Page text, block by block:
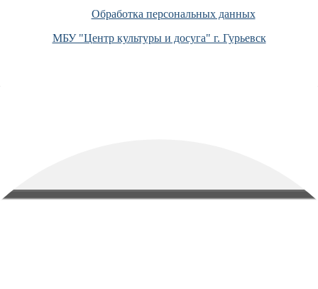
Обработка персональных данных
МБУ "Центр культуры и досуга" г. Гурьевск